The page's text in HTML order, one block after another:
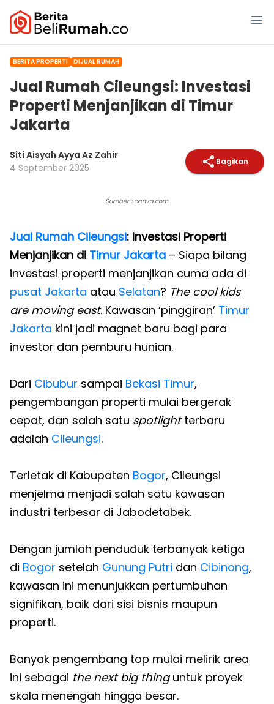
BERITA PROPERTI DIJUAL RUMAH
Jual Rumah Cileungsi: Investasi
Properti Menjanjikan di Timur
Jakarta
Siti Aisyah Ayya Az Zahir
4 September 2025
Bagikan
Sumber : canva.com
Jual Rumah Cileungsi: Investasi Properti
Menjanjikan di Timur Jakarta – Siapa bilang
investasi properti menjanjikan cuma ada di
pusat Jakarta atau Selatan? The cool kids
are moving east. Kawasan ‘pinggiran’ Timur
Jakarta kini jadi magnet baru bagi para
investor dan pemburu hunian.
Dari Cibubur sampai Bekasi Timur,
pengembangan properti mulai bergerak
cepat, dan salah satu spotlightterbaru
adalah Cileungsi.
Terletak di Kabupaten Bogor, Cileungsi
menjelma menjadi salah satu kawasan
industri terbesar di Jabodetabek.
Dengan jumlah penduduk terbanyak ketiga
di Bogor setelah Gunung Putri dan Cibinong,
kawasan ini menunjukkan pertumbuhan
signifikan, baik dari sisi bisnis maupun
properti.
Banyak pengembang top mulai melirik area
ini sebagai the next big thinguntuk proyek
skala menengah hingga besar.